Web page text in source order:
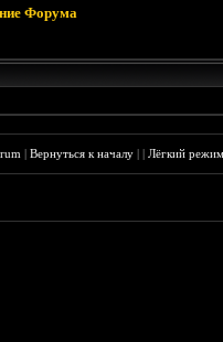
Форума
|Вернуться к началу ||Лёгкий